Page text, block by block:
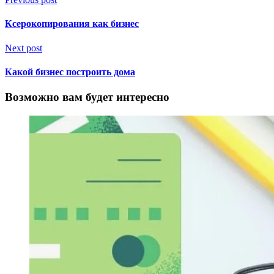
Ксерокопирования как бизнес
Next post
Какой бизнес построить дома
Возможно вам будет интересно